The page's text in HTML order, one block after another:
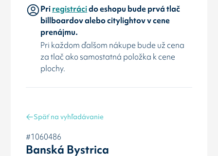
Priregistrácido eshopu bude prvá tlač
billboardov alebo citylightov v cene
prenájmu.
Pri každom ďalšom nákupe bude už cena
za tlač ako samostatná položka k cene
plochy.
Späť na vyhľadávanie
#1060486
Banská Bystrica